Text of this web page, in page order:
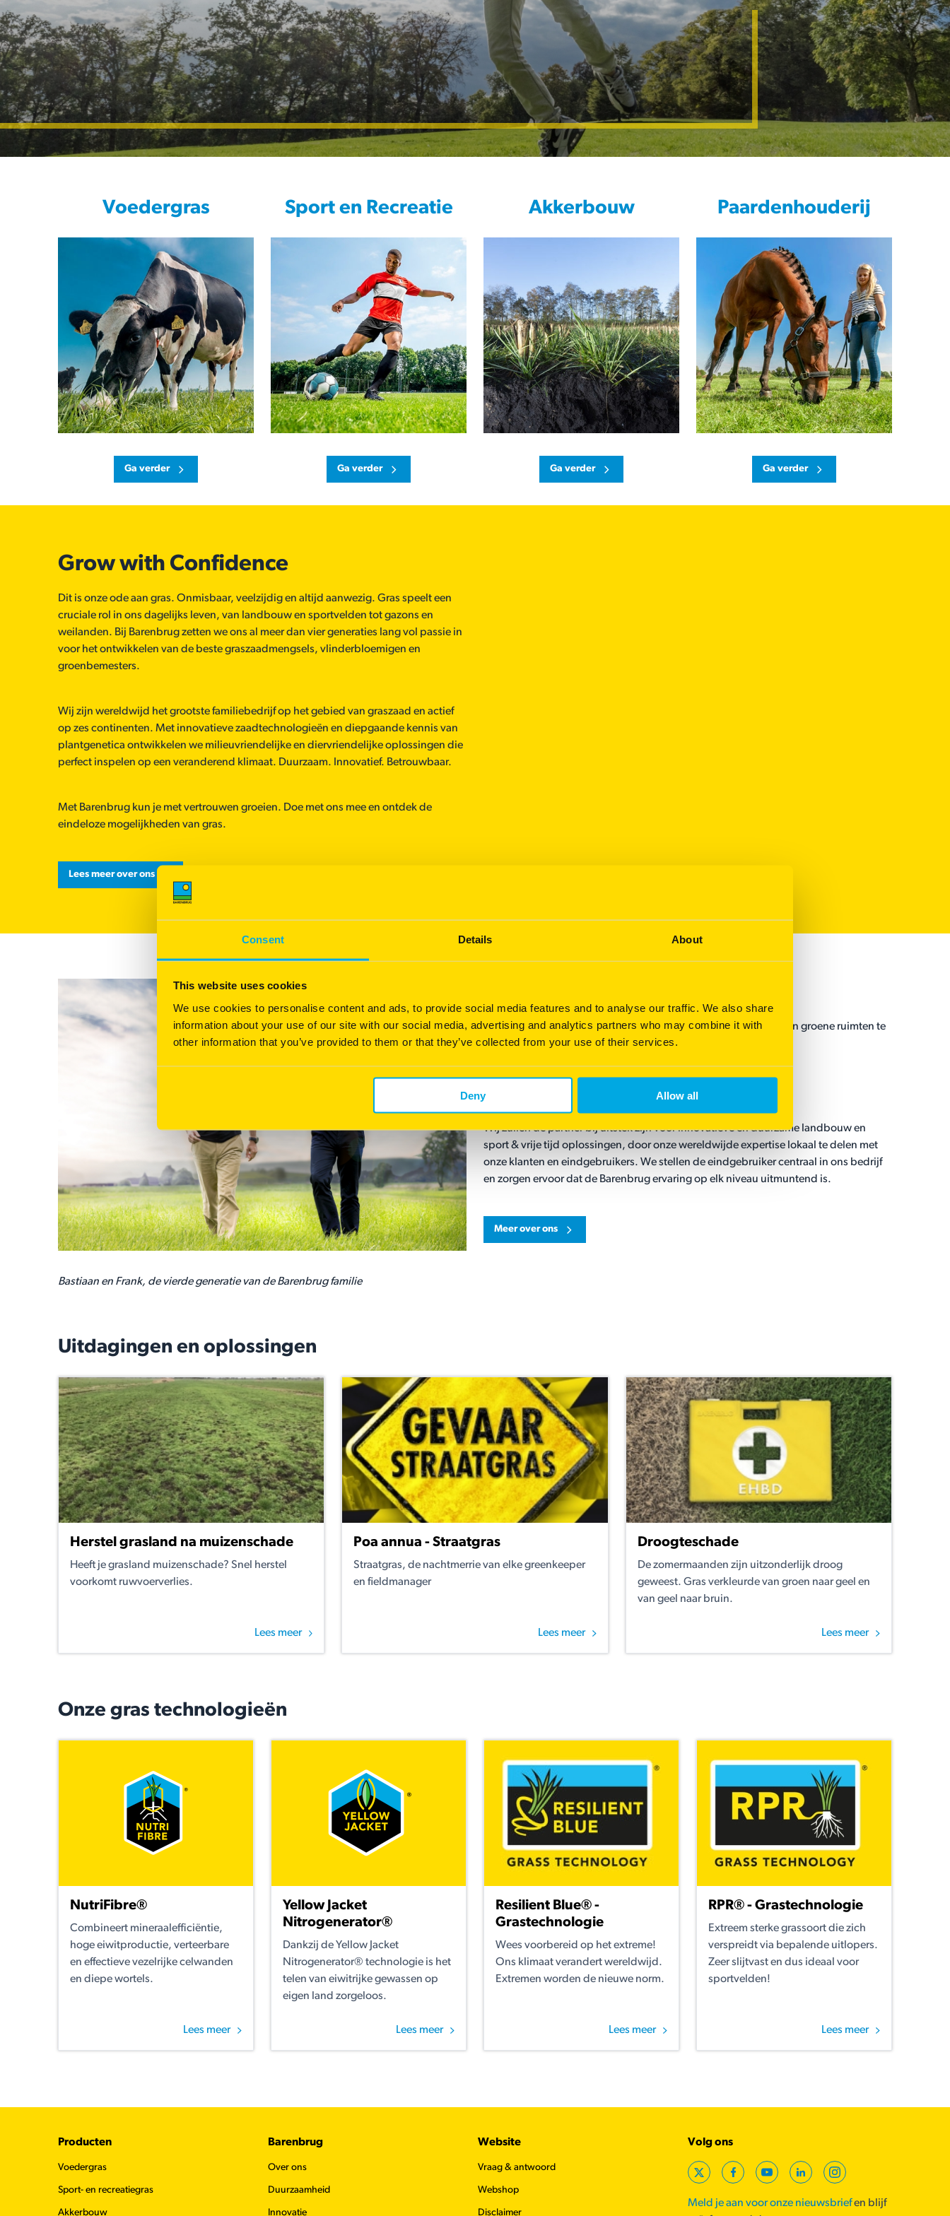
Consent Details About
This website uses cookies
We use cookies to personalise content and ads, to provide social media features and to analyse our traffic. We also share
information about your use of our site with our social media, advertising and analytics partners who may combine it with
other information that you’ve provided to them or that they’ve collected from your use of their services.
Deny Allow all
Voedergras
Ga verder
Sport en Recreatie
Ga verder
Akkerbouw
Ga verder
Paardenhouderij
Ga verder
Grow with Confidence
Dit is onze ode aan gras. Onmisbaar, veelzijdig en altijd aanwezig. Gras speelt een
cruciale rol in ons dagelijks leven, van landbouw en sportvelden tot gazons en
weilanden. Bij Barenbrug zetten we ons al meer dan vier generaties lang vol passie in
voor het ontwikkelen van de beste graszaadmengsels, vlinderbloemigen en
groenbemesters.
Wij zijn wereldwijd het grootste familiebedrijf op het gebied van graszaad en actief
op zes continenten. Met innovatieve zaadtechnologieën en diepgaande kennis van
plantgenetica ontwikkelen we milieuvriendelijke en diervriendelijke oplossingen die
perfect inspelen op een veranderend klimaat. Duurzaam. Innovatief. Betrouwbaar.
Met Barenbrug kun je met vertrouwen groeien. Doe met ons mee en ontdek de
eindeloze mogelijkheden van gras.
Lees meer over ons
Bastiaan en Frank, de vierde generatie van de Barenbrug familie
Het is onze missie om te helpen de wereld duurzaam te voeden en groene ruimten te
verbeteren.
Onze visie
Wij zullen de partner bij uitstek zijn voor innovatieve en duurzame landbouw en
sport & vrije tijd oplossingen, door onze wereldwijde expertise lokaal te delen met
onze klanten en eindgebruikers. We stellen de eindgebruiker centraal in ons bedrijf
en zorgen ervoor dat de Barenbrug ervaring op elk niveau uitmuntend is.
Meer over ons
Uitdagingen en oplossingen
Herstel grasland na muizenschade
Heeft je grasland muizenschade? Snel herstel
voorkomt ruwvoerverlies.
Lees meer
Poa annua - Straatgras
Straatgras, de nachtmerrie van elke greenkeeper
en fieldmanager
Lees meer
Droogteschade
De zomermaanden zijn uitzonderlijk droog
geweest. Gras verkleurde van groen naar geel en
van geel naar bruin.
Lees meer
Onze gras technologieën
NutriFibre®
Combineert mineraalefficiëntie,
hoge eiwitproductie, verteerbare
en effectieve vezelrijke celwanden
en diepe wortels.
Lees meer
Yellow Jacket
Nitrogenerator®
Dankzij de Yellow Jacket
Nitrogenerator® technologie is het
telen van eiwitrijke gewassen op
eigen land zorgeloos.
Lees meer
Resilient Blue® -
Grastechnologie
Wees voorbereid op het extreme!
Ons klimaat verandert wereldwijd.
Extremen worden de nieuwe norm.
Lees meer
RPR® - Grastechnologie
Extreem sterke grassoort die zich
verspreidt via bepalende uitlopers.
Zeer slijtvast en dus ideaal voor
sportvelden!
Lees meer
Footer
Producten
Voedergras
Sport- en recreatiegras
Akkerbouw
Barenbrug
Over ons
Duurzaamheid
Innovatie
Website
Vraag & antwoord
Webshop
Disclaimer
Volg ons
X FacebookYouTubeLinkedInInstagram
Meld je aan voor onze nieuwsbriefen blijf